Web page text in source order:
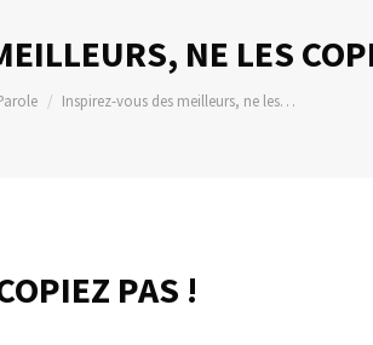
NE LES
Inspirez-vous des meilleurs, ne les…
PAS !